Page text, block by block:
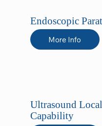
Endoscopic
More Info
Ultrasound
Capability